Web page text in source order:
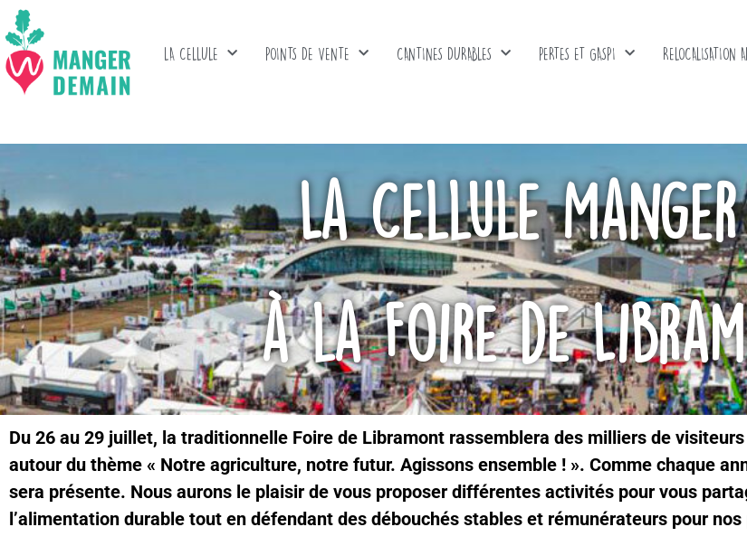
LA CELLULE POINTS DE VENTE CANTINES DURABLES PERTES ET GASPI RELOCALISATION
La Cellule Manger
à la Foire de
Du 26 au 29 juillet, la traditionnelle Foire de Libramont rassemblera des milliers de
autour du thème « Notre agriculture, notre futur. Agissons ensemble ! ». Comme chaque
sera présente. Nous aurons le plaisir de vous proposer différentes activités pour vous
l’alimentation durable tout en défendant des débouchés stables et rémunérateurs pour nos